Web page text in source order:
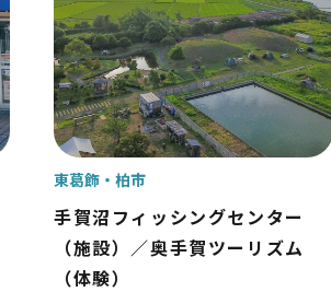
かずさ・臨海
木更津市
手賀沼フィッシングセンター
（施設）／奥手賀ツーリズム
（体験）
東葛飾 柏市